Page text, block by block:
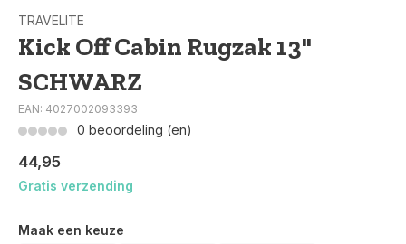
TRAVELITE
Kick Off Cabin Rugzak 13"
SCHWARZ
EAN: 4027002093393
0 beoordeling (en)
44,95
Gratis verzending
Maak een keuze